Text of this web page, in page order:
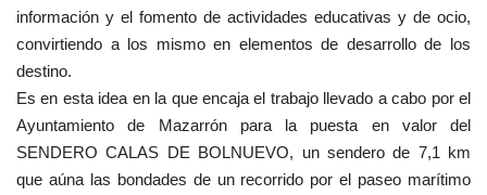
información y el fomento de actividades educativas y de ocio,
convirtiendo a los mismo en elementos de desarrollo de los
destino.
Es en esta idea en la que encaja el trabajo llevado a cabo por el
Ayuntamiento de Mazarrón para la puesta en valor del
SENDERO CALAS DE BOLNUEVO, un sendero de 7,1 km
que aúna las bondades de un recorrido por el paseo marítimo